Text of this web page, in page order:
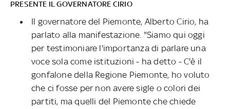
PRESENTE IL GOVERNATORE CIRIO
Il governatore del Piemonte, Alberto Cirio, ha
parlato alla manifestazione. "Siamo qui oggi
per testimoniare l'importanza di parlare una
voce sola come istituzioni - ha detto - C'è il
gonfalone della Regione Piemonte, ho voluto
che ci fosse per non avere sigle o colori dei
partiti, ma quelli del Piemonte che chiede